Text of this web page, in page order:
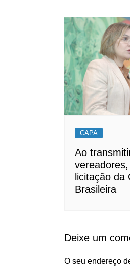
CAPA
Ao
licitação da
Brasileira
Deixe um
O seu endereço